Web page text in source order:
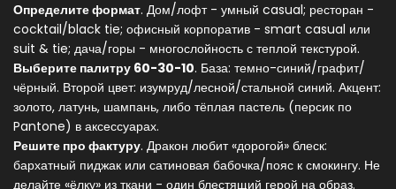
Определите формат. Дом/лофт - умный casual; ресторан -
cocktail/black tie; офисный корпоратив - smart casual или
suit & tie; дача/горы - многослойность с теплой текстурой.
Выберите палитру 60-30-10. База: темно-синий/графит/
чёрный. Второй цвет: изумруд/лесной/стальной синий. Акцент:
золото, латунь, шампань, либо тёплая пастель (персик по
Pantone) в аксессуарах.
Решите про фактуру. Дракон любит «дорогой» блеск:
бархатный пиджак или сатиновая бабочка/пояс к смокингу. Не
делайте «ёлку» из ткани - один блестящий герой на образ.